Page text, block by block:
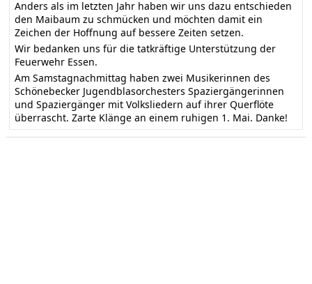
Anders als im letzten Jahr haben wir uns dazu entschieden
den Maibaum zu schmücken und möchten damit ein
Zeichen der Hoffnung auf bessere Zeiten setzen.
Wir bedanken uns für die tatkräftige Unterstützung der
Feuerwehr Essen.
Am Samstagnachmittag haben zwei Musikerinnen des
Schönebecker Jugendblasorchesters Spaziergängerinnen
und Spaziergänger mit Volksliedern auf ihrer Querflöte
überrascht. Zarte Klänge an einem ruhigen 1. Mai. Danke!